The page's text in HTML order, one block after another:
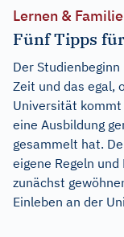
Lernen & Familie
Fünf Tipps
Der
Zeit und das egal,
Universität
eine Ausbildung
gesammelt hat.
eigene Regeln
zunächst
Einleben an der